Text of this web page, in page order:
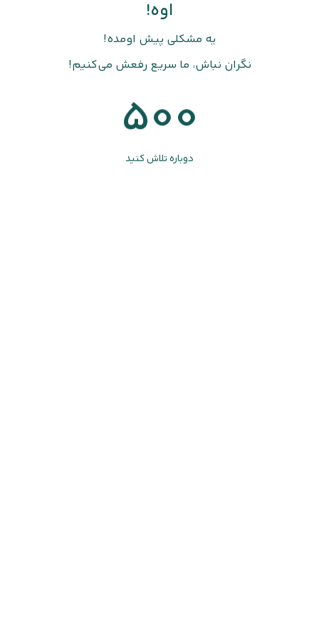
اوه!
یه مشکلی پیش اومده!
نگران نباش، ما سریع رفعش می‌کنیم!
500
دوباره تلاش کنید